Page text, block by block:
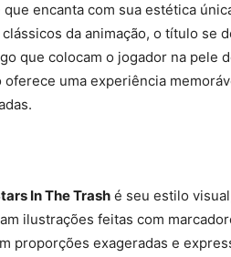
encanta com sua estética
da animação, o título se
que colocam o jogador na pele
uma experiência
In The Trash é seu estilo
ilustrações feitas com
proporções exageradas e